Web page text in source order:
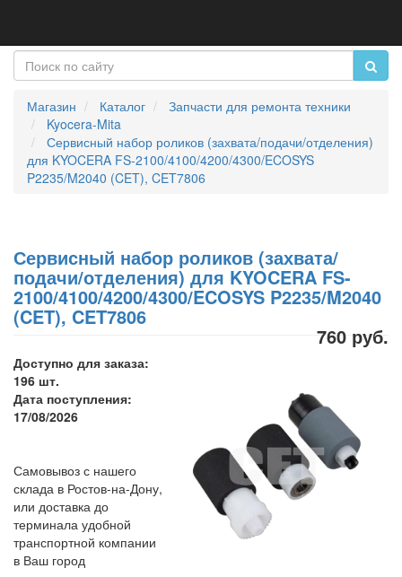
Магазин Каталог
Запчасти для ремонта техники
Kyocera-Mita
Сервисный набор роликов (захвата/подачи/отделения)
для KYOCERA FS-2100/4100/4200/4300/ECOSYS
P2235/M2040 (CET), CET7806
Сервисный набор роликов (захвата/
подачи/отделения) для KYOCERA FS-
2100/4100/4200/4300/ECOSYS P2235/M2040
(CET), CET7806
760 руб.
Доступно для заказа:
196 шт.
Дата поступления:
17/08/2026
Самовывоз с нашего
склада в Ростов-на-Дону,
или доставка до
терминала удобной
транспортной компании
в Ваш город